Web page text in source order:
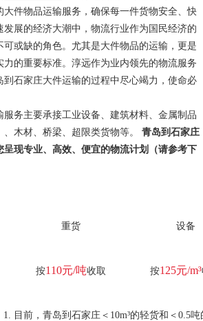
大件物品运输服务，确保每一件货物安全、快
展的经济大潮中，物流行业作为国民经济的
或缺的角色。尤其是大件物品的运输，更是
的重要标准。淳远作为业内领先的物流服务
到石家庄大件运输的过程中尽心竭力，使命必
务主要承接工业设备、建筑材料、金属制品
、木材、桥梁、超限类货物等。 青岛到石家庄
呈现专业、高效、便宜的物流计划（请参考下
重货 设备
按110元/吨收取 按125元/m³
目前，青岛到石家庄＜10m³的轻货和＜0.5